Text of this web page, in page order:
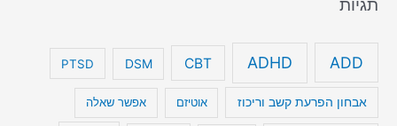
ADD
ADHD
CBT
DSM
PTSD
אבחון הפרעת קשב וריכוז אוטיזם אפשר שאלה